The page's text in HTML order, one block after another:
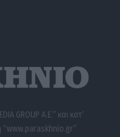
GROUP A.E.” και κατ’
“www.paraskhnio.gr”